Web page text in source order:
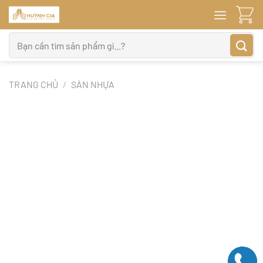
Bỏ
qua
nội
dung
kiếm:
TRANG CHỦ / SÀN NHỰA